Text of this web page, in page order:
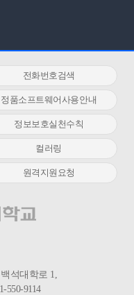
전화번호검색
정품소프트웨어사용안내
정보보호실천수칙
컬러링
원격지원요청
석대학로 1,
550-9114